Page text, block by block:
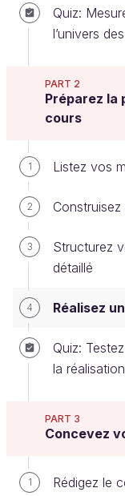
Quiz:
l’univers
PART 2
Préparez la
cours
1 Listez vos
2
3
Structurez
détaillé
4 Réalisez
Quiz:
la
PART 3
Concevez
1 Rédigez le